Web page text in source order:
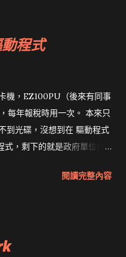
程式
機，EZ100PU（後來有同事
每年報稅時用一次。 本來只
到光碟，沒想到在 驅動程式
，剩下的就是政府單位的
閱讀完整內容